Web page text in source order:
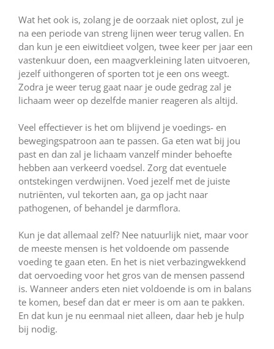
Wat het ook is, zolang je de oorzaak niet oplost, zul je
na een periode van streng lijnen weer terug vallen. En
dan kun je een eiwitdieet volgen, twee keer per jaar een
vastenkuur doen, een maagverkleining laten uitvoeren,
jezelf uithongeren of sporten tot je een ons weegt.
Zodra je weer terug gaat naar je oude gedrag zal je
lichaam weer op dezelfde manier reageren als altijd.
Veel effectiever is het om blijvend je voedings- en
bewegingspatroon aan te passen. Ga eten wat bij jou
past en dan zal je lichaam vanzelf minder behoefte
hebben aan verkeerd voedsel. Zorg dat eventuele
ontstekingen verdwijnen. Voed jezelf met de juiste
nutriënten, vul tekorten aan, ga op jacht naar
pathogenen, of behandel je darmflora.
Kun je dat allemaal zelf? Nee natuurlijk niet, maar voor
de meeste mensen is het voldoende om passende
voeding te gaan eten. En het is niet verbazingwekkend
dat oervoeding voor het gros van de mensen passend
is. Wanneer anders eten niet voldoende is om in balans
te komen, besef dan dat er meer is om aan te pakken.
En dat kun je nu eenmaal niet alleen, daar heb je hulp
bij nodig.